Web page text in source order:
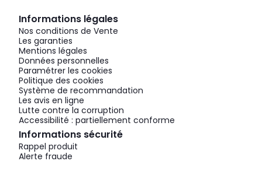
Informations légales
Nos conditions de Vente
Les garanties
Mentions légales
Données personnelles
Paramétrer les cookies
Politique des cookies
Système de recommandation
Les avis en ligne
Lutte contre la corruption
Accessibilité : partiellement conforme
Informations sécurité
Rappel produit
Alerte fraude